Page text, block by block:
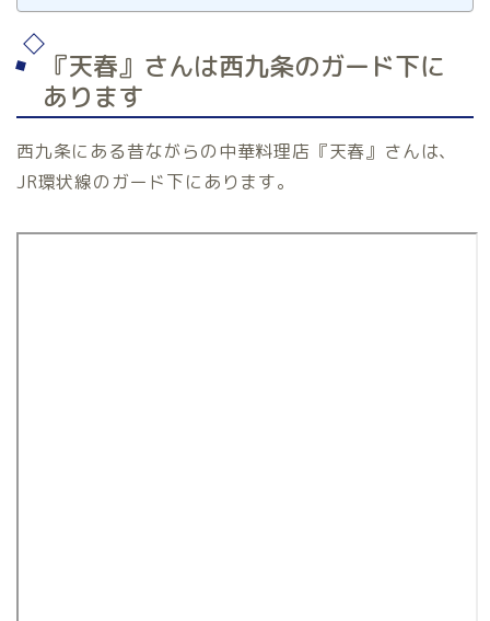
『天春』さんは西九条のガード下に
あります
西九条にある昔ながらの中華料理店『天春』さんは、
JR環状線のガード下にあります。